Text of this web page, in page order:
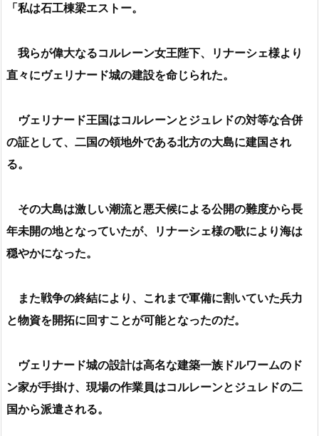
「私は石工棟梁エストー。
我らが偉大なるコルレーン女王陛下、リナーシェ様より
直々にヴェリナード城の建設を命じられた。
ヴェリナード王国はコルレーンとジュレドの対等な合併
の証として、二国の領地外である北方の大島に建国され
る。
その大島は激しい潮流と悪天候による公開の難度から長
年未開の地となっていたが、リナーシェ様の歌により海は
穏やかになった。
また戦争の終結により、これまで軍備に割いていた兵力
と物資を開拓に回すことが可能となったのだ。
ヴェリナード城の設計は高名な建築一族ドルワームのド
ン家が手掛け、現場の作業員はコルレーンとジュレドの二
国から派遣される。